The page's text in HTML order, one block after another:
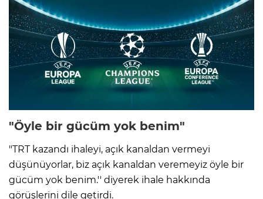
"Öyle bir gücüm yok benim"
"TRT kazandı ihaleyi, açık kanaldan vermeyi
düşünüyorlar, biz açık kanaldan veremeyiz öyle bir
gücüm yok benim.'' diyerek ihale hakkında
görüşlerini dile getirdi.